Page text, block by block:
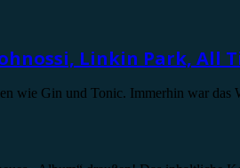
Linkin Park, All
wie Gin und Tonic. Immerhin war